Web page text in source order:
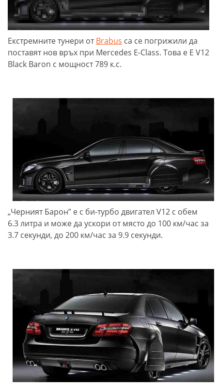
Екстремните тунери отBrabus са се погрижили да
поставят нов връх при Mercedes E-Class. Това е E V12
Black Baron с мощност 789 к.с.
„Черният Барон” е с би-турбо двигател V12 с обем
6.3 литра и може да ускори от място до 100 км/час за
3.7 секунди, до 200 км/час за 9.9 секунди.